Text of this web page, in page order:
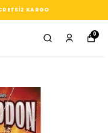
DAIR KÜÇÜK BIR IMZA
0